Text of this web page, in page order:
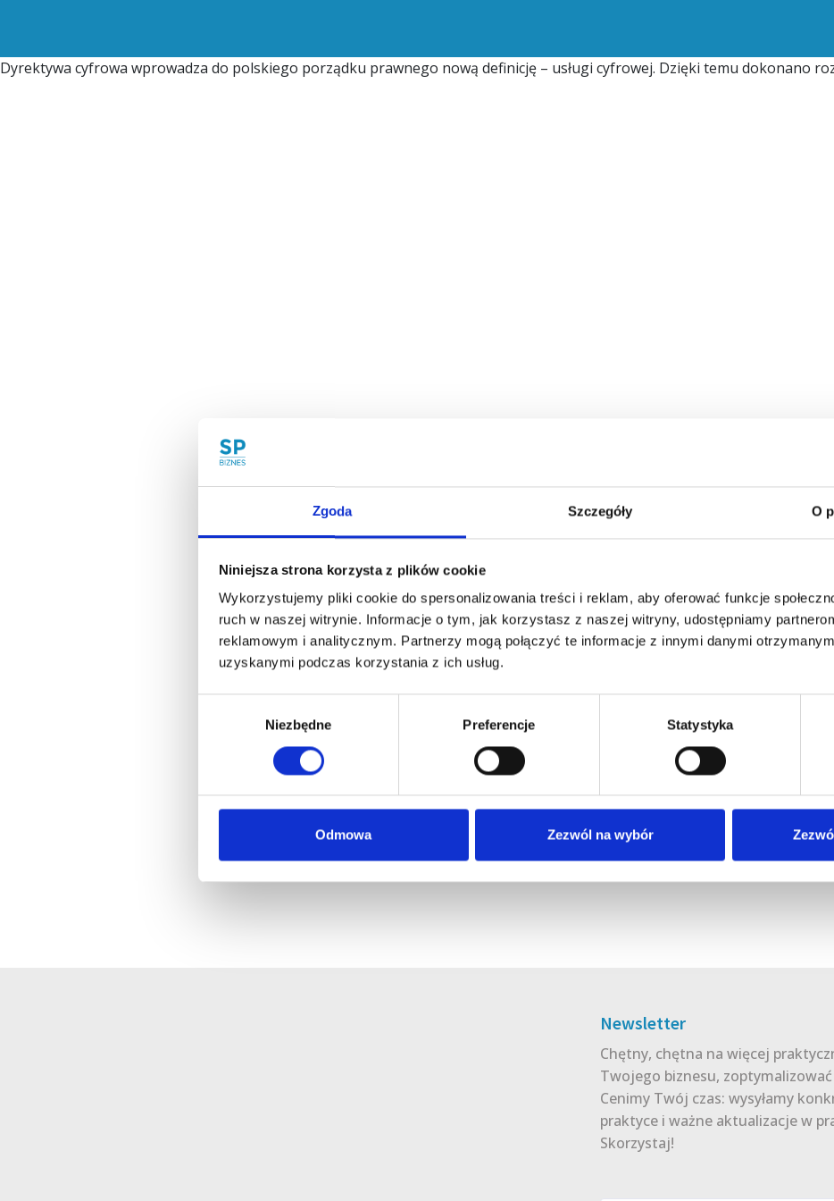
Zgoda Szczegóły O
Niniejsza strona korzysta z plików cookie
Wykorzystujemy pliki cookie do spersonalizowania treści i reklam, aby oferować funkcje
ruch w naszej witrynie. Informacje o tym, jak korzystasz z naszej witryny, udostępniamy
reklamowym i analitycznym. Partnerzy mogą połączyć te informacje z innymi danymi
uzyskanymi podczas korzystania z ich usług.
Niezbędne Preferencje Statystyka
Odmowa Zezwól na wybór
Dyrektywa cyfrowa wprowadza do polskiego porządku prawnego nową definicję – usługi cyfrowej. Dzięki temu dokonano
Newsletter
Chętny, chętna na więcej
Twojego biznesu,
Cenimy Twój czas: wysyłamy
praktyce i ważne aktualizacje w
Skorzystaj!